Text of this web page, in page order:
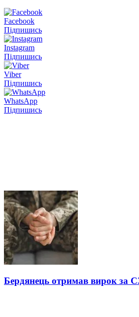
Facebook
Підпишись
Instagram
Підпишись
Viber
Підпишись
WhatsApp
Підпишись
Бердянець отримав вирок за